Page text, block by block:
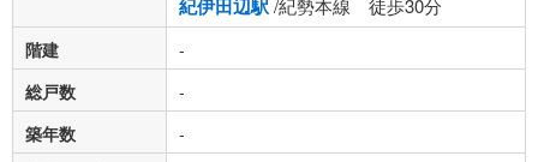
紀伊田辺駅/紀勢本線 徒歩30分
階建
-
総戸数
-
築年数
-